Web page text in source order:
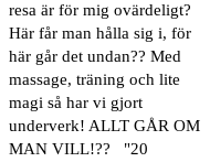
resa är för mig ovärdeligt?
Här får man hålla sig i, för
här går det undan?? Med
massage, träning och lite
magi så har vi gjort
underverk! ALLT GÅR OM
MAN VILL!?? "20